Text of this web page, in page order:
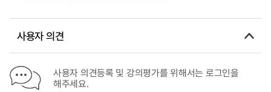
사용자 의견
사용자 의견등록 및 강의평가를 위해서는 로그인을
해주세요.